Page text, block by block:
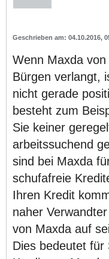
04.10.2016,
Wenn Maxda
Bürgen verlangt,
nicht gerade
besteht zum
Sie keiner
arbeitssuchend
sind bei Maxda
schufafreie
Ihren Kredit
naher
von Maxda auf
Dies bedeutet für